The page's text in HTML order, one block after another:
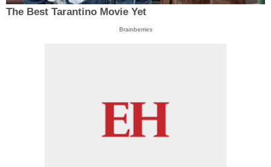
The Best Tarantino Movie Yet
Brainberries